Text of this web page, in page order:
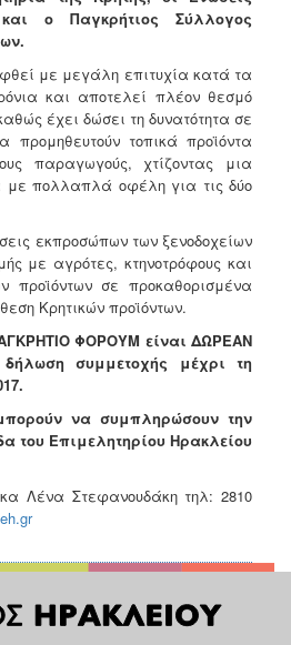
ο Παγκρήτιος Σύλλογος
με μεγάλη επιτυχία κατά τα
και αποτελεί πλέον θεσμό
έχει δώσει τη δυνατότητα σε
προμηθευτούν τοπικά προϊόντα
παραγωγούς, χτίζοντας μια
με πολλαπλά οφέλη για τις δύο
εκπροσώπων των ξενοδοχείων
με αγρότες, κτηνοτρόφους και
προϊόντων σε προκαθορισμένα
Κρητικών προϊόντων.
ΦΟΡΟΥΜ είναι ΔΩΡΕΑΝ
συμμετοχής μέχρι τη
να συμπληρώσουν την
του Επιμελητηρίου Ηρακλείου
Λένα Στεφανουδάκη τηλ: 2810